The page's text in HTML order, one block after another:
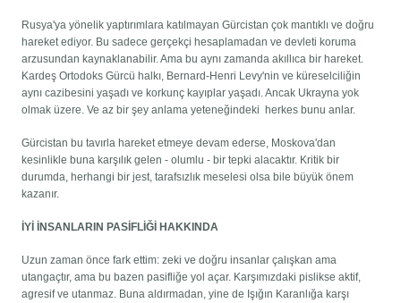
Rusya'ya yönelik yaptırımlara katılmayan Gürcistan çok mantıklı ve doğru
hareket ediyor. Bu sadece gerçekçi hesaplamadan ve devleti koruma
arzusundan kaynaklanabilir. Ama bu aynı zamanda akıllıca bir hareket.
Kardeş Ortodoks Gürcü halkı, Bernard-Henri Levy'nin ve küreselciliğin
aynı cazibesini yaşadı ve korkunç kayıplar yaşadı. Ancak Ukrayna yok
olmak üzere. Ve az bir şey anlama yeteneğindeki herkes bunu anlar.
Gürcistan bu tavırla hareket etmeye devam ederse, Moskova'dan
kesinlikle buna karşılık gelen - olumlu - bir tepki alacaktır. Kritik bir
durumda, herhangi bir jest, tarafsızlık meselesi olsa bile büyük önem
kazanır.
İYİ İNSANLARIN PASİFLİĞİ HAKKINDA
Uzun zaman önce fark ettim: zeki ve doğru insanlar çalışkan ama
utangaçtır, ama bu bazen pasifliğe yol açar. Karşımızdaki pislikse aktif,
agresif ve utanmaz. Buna aldırmadan, yine de Işığın Karanlığa karşı